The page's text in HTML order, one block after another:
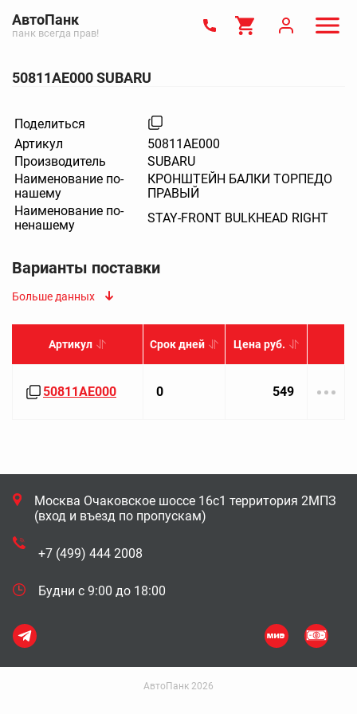
АвтоПанк
панк всегда прав!
50811AE000 SUBARU
Поделиться
Артикул
50811AE000
Производитель
SUBARU
Наименование по-
нашему
КРОНШТЕЙН БАЛКИ ТОРПЕДО
ПРАВЫЙ
Наименование по-
ненашему
STAY-FRONT BULKHEAD RIGHT
Варианты поставки
Больше данных
Артикул Срок дней Цена руб.
50811AE000 0 549
Москва Очаковское шоссе 16с1 территория 2МПЗ
(вход и въезд по пропускам)
+7 (499) 444 2008
Будни с 9:00 до 18:00
АвтоПанк 2026